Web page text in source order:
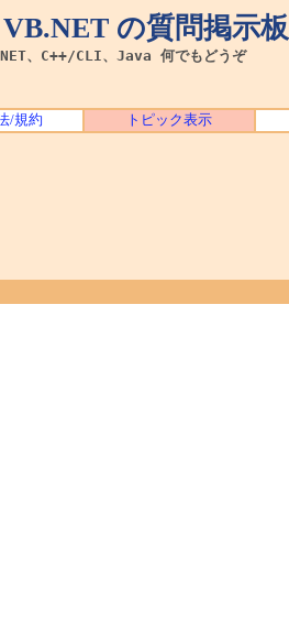
の質問掲示板
、C++/CLI、Java 何でもどうぞ
/規約 トピック表示